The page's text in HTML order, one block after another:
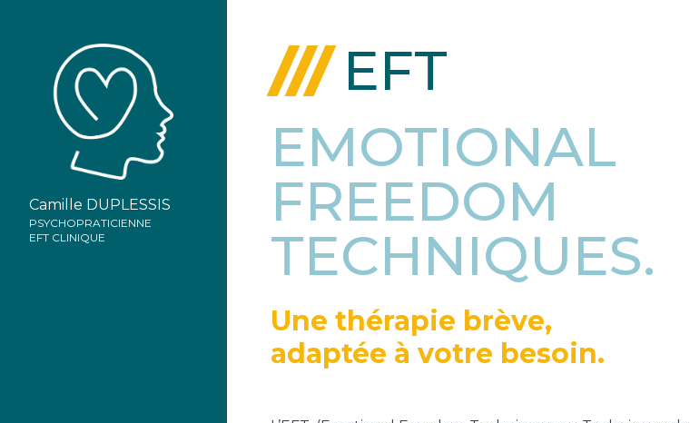
Camille DUPLESSIS
PSYCHOPRATICIENNE
EFT CLINIQUE
EFT
EMOTIONAL
FREEDOM
TECHNIQUES.
Une thérapie brève,
adaptée à votre besoin.